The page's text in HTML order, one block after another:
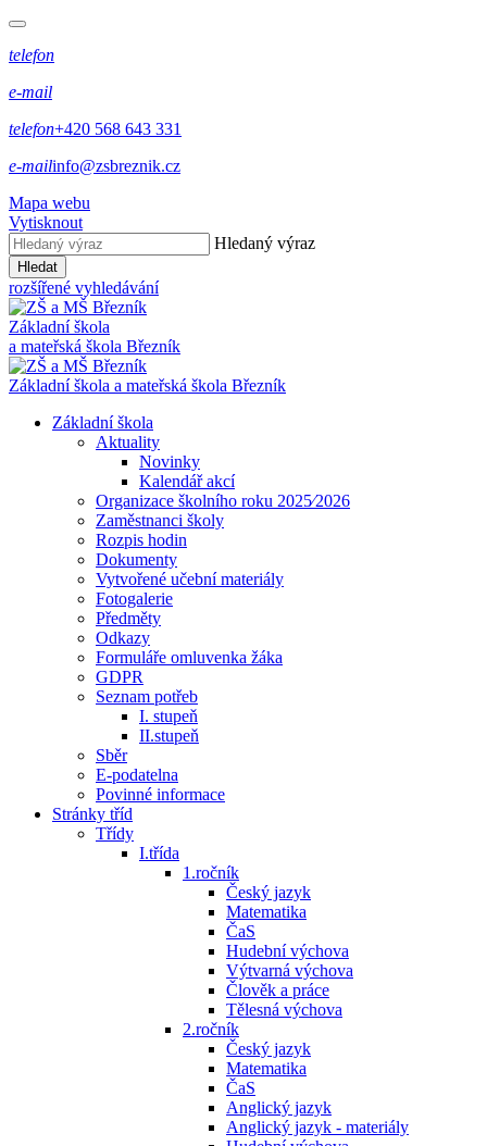
telefon
e-mail
telefon+420 568 643 331
e-mailinfo@zsbreznik.cz
Mapa webu
Vytisknout
Hledaný výraz
Hledat
rozšířené vyhledávání
Základní škola
a mateřská škola Březník
Základní škola a mateřská škola Březník
Základní škola
Aktuality
Novinky
Kalendář akcí
Organizace školního roku 2025⁄2026
Zaměstnanci školy
Rozpis hodin
Dokumenty
Vytvořené učební materiály
Fotogalerie
Předměty
Odkazy
Formuláře omluvenka žáka
GDPR
Seznam potřeb
I. stupeň
II.stupeň
Sběr
E-podatelna
Povinné informace
Stránky tříd
Třídy
I.třída
1.ročník
Český jazyk
Matematika
ČaS
Hudební výchova
Výtvarná výchova
Člověk a práce
Tělesná výchova
2.ročník
Český jazyk
Matematika
ČaS
Anglický jazyk
Anglický jazyk - materiály